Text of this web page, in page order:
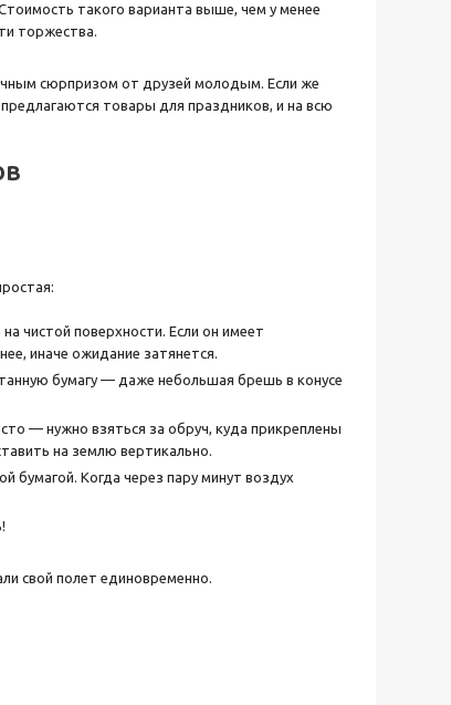
такого варианта выше, чем у менее
торжества.
сюрпризом от друзей молодым. Если же
товары для праздников, и на всю
чистой поверхности. Если он имеет
иначе ожидание затянется.
бумагу — даже небольшая брешь в конусе
— нужно взяться за обруч, куда прикреплены
на землю вертикально.
бумагой. Когда через пару минут воздух
свой полет единовременно.